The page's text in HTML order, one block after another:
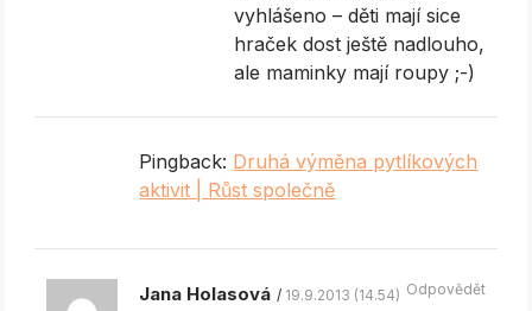
vyhlášeno – děti mají sice
hraček dost ještě nadlouho,
ale maminky mají roupy ;-)
Pingback: Druhá výměna pytlíkových
aktivit | Růst společně
Jana Holasová 19.9.2013 (14.54) Odpovědět